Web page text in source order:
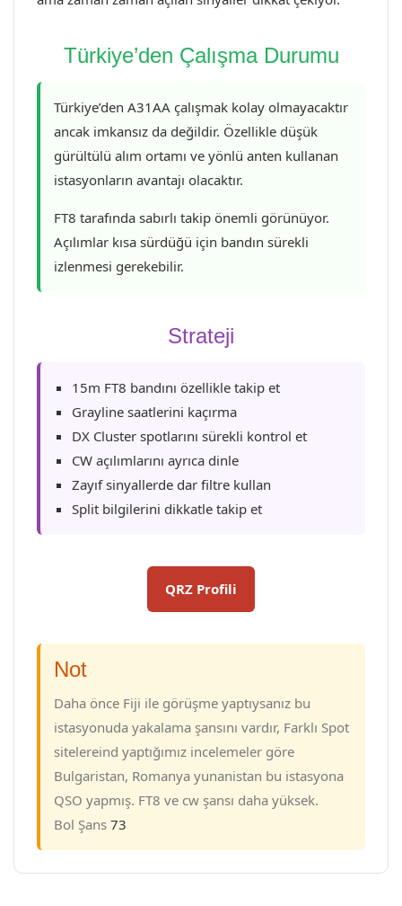
Türkiye’den Çalışma Durumu
Türkiye’den A31AA çalışmak kolay olmayacaktır
ancak imkansız da değildir. Özellikle düşük
gürültülü alım ortamı ve yönlü anten kullanan
istasyonların avantajı olacaktır.
FT8 tarafında sabırlı takip önemli görünüyor.
Açılımlar kısa sürdüğü için bandın sürekli
izlenmesi gerekebilir.
Strateji
15m FT8 bandını özellikle takip et
Grayline saatlerini kaçırma
DX Cluster spotlarını sürekli kontrol et
CW açılımlarını ayrıca dinle
Zayıf sinyallerde dar filtre kullan
Split bilgilerini dikkatle takip et
QRZ Profili
Not
Daha önce Fiji ile görüşme yaptıysanız bu
istasyonuda yakalama şansını vardır, Farklı Spot
sitelereind yaptığımız incelemeler göre
Bulgaristan, Romanya yunanistan bu istasyona
QSO yapmış. FT8 ve cw şansı daha yüksek.
Bol Şans 73